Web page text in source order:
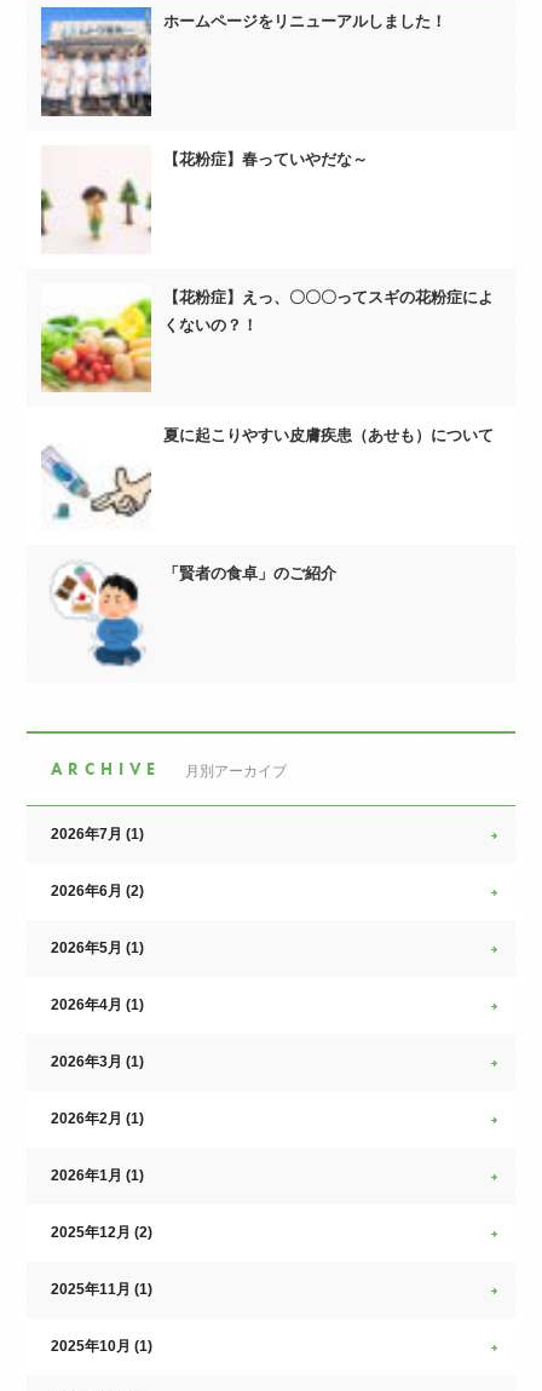
ホームページをリニューアルしました！
【花粉症】春っていやだな～
【花粉症】えっ、〇〇〇ってスギの花粉症によ
くないの？！
夏に起こりやすい皮膚疾患（あせも）について
「賢者の食卓」のご紹介
ARCHIVE 月別アーカイブ
2026年7月 (1)
2026年6月 (2)
2026年5月 (1)
2026年4月 (1)
2026年3月 (1)
2026年2月 (1)
2026年1月 (1)
2025年12月 (2)
2025年11月 (1)
2025年10月 (1)